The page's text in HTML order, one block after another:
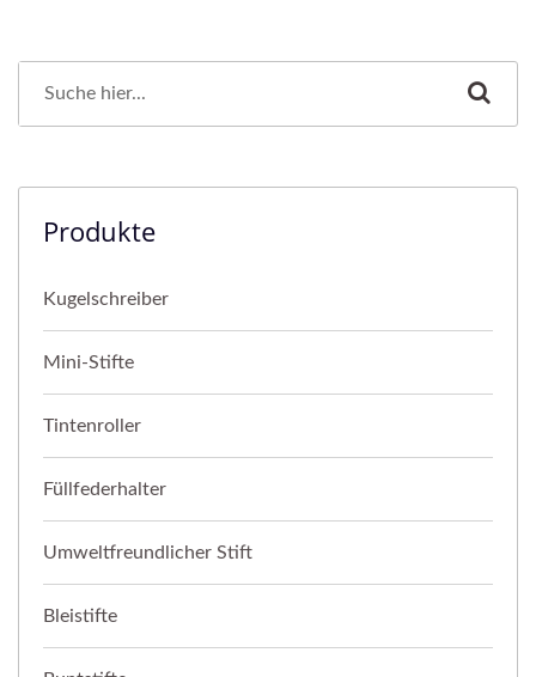
Produkte
Kugelschreiber
Mini-Stifte
Tintenroller
Füllfederhalter
Umweltfreundlicher Stift
Bleistifte